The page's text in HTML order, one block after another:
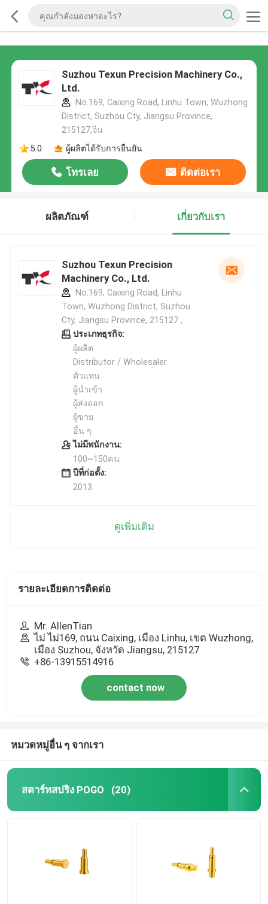
Suzhou Texun Precision Machinery Co.,
Ltd.
No.169, Caixing Road, Linhu Town, Wuzhong
District, Suzhou Cty, Jiangsu Province,
215127,จีน
5.0
ผู้ผลิตได้รับการยืนยัน
โทรเลย ติดต่อเรา
ผลิตภัณฑ์ เกี่ยวกับเรา
Suzhou Texun Precision
Machinery Co., Ltd.
No.169, Caixing Road, Linhu
Town, Wuzhong District, Suzhou
Cty, Jiangsu Province, 215127 ,
ประเภทธุรกิจ:
ผู้ผลิต
Distributor / Wholesaler
ตัวแทน
ผู้นำเข้า
ผู้ส่งออก
ผู้ขาย
อื่น ๆ
ไม่มีพนักงาน:
100~150คน
ปีที่ก่อตั้ง:
2013
ดูเพิ่มเติม
รายละเอียดการติดต่อ
Mr. AllenTian
ไม่ ไม่169, ถนน Caixing, เมือง Linhu, เขต Wuzhong,
เมือง Suzhou, จังหวัด Jiangsu, 215127
+86-13915514916
contact now
หมวดหมู่อื่น ๆ จากเรา
สตาร์ทสปริง POGO (20)